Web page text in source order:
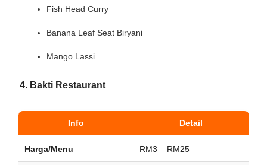
Fish Head Curry
Banana Leaf Seat Biryani
Mango Lassi
4. Bakti Restaurant
Info Detail
Harga/Menu RM3 – RM25